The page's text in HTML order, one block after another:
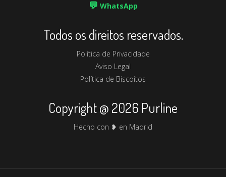
💬 WhatsApp
Todos os direitos reservados.
Política de Privacidade
Aviso Legal
Política de Biscoitos
Copyright @ 2026 Purline
Hecho con ❥ en Madrid